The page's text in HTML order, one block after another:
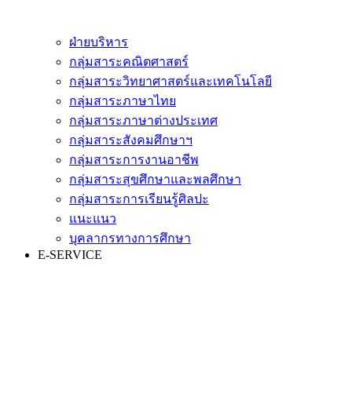
ฝ่ายบริหาร
กลุ่มสาระคณิตศาสตร์
กลุ่มสาระวิทยาศาสตร์และเทคโนโลยี
กลุ่มสาระภาษาไทย
กลุ่มสาระภาษาต่างประเทศ
กลุ่มสาระสังคมศึกษาฯ
กลุ่มสาระการงานอาชีพ
กลุ่มสาระสุขศึกษาและพลศึกษา
กลุ่มสาระการเรียนรู้ศิลปะ
แนะแนว
บุคลากรทางการศึกษา
E-SERVICE